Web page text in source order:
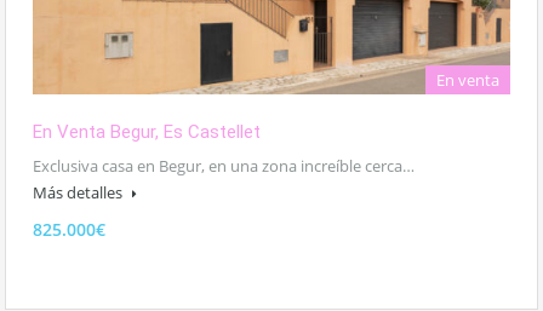
En venta
En Venta Begur, Es Castellet
Exclusiva casa en Begur, en una zona increíble cerca…
Más detalles
825.000€